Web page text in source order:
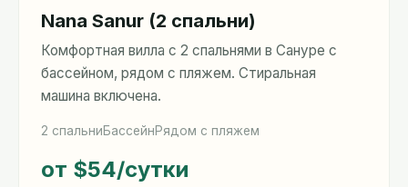
Nana Sanur (2 спальни)
Комфортная вилла с 2 спальнями в Сануре с
бассейном, рядом с пляжем. Стиральная
машина включена.
2 спальниБассейнРядом с пляжем
от $54/сутки